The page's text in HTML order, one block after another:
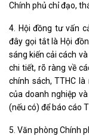
Chính phủ chỉ đạo,
4. Hội đồng tư vấn
đây gọi tắt là Hội
sáng kiến cải cách
chi tiết, rõ ràng về
chính sách, TTHC
của doanh nghiệp
(nếu có) để báo cáo
5. Văn phòng Chính